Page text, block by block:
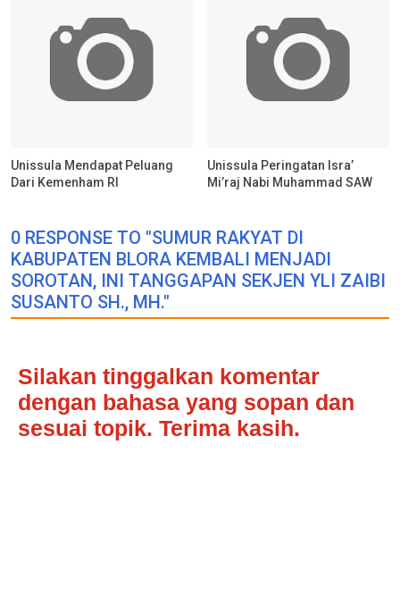
Unissula Mendapat Peluang
Dari Kemenham RI
Unissula Peringatan Isra’
Mi’raj Nabi Muhammad SAW
0 RESPONSE TO "SUMUR RAKYAT DI
KABUPATEN BLORA KEMBALI MENJADI
SOROTAN, INI TANGGAPAN SEKJEN YLI ZAIBI
SUSANTO SH., MH."
Silakan tinggalkan komentar
dengan bahasa yang sopan dan
sesuai topik. Terima kasih.